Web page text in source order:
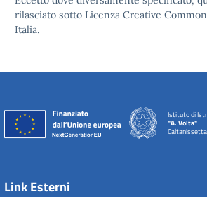
rilasciato sotto Licenza Creative
Italia.
Istituto di
"A. Volta"
Caltanissetta
Link Esterni